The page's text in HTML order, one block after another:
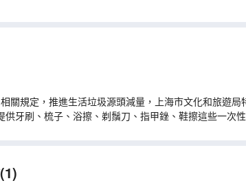
關規定，推進生活垃圾源頭減量，上海市文化和旅遊
牙刷、梳子、浴擦、剃鬚刀、指甲銼、鞋擦這些一次